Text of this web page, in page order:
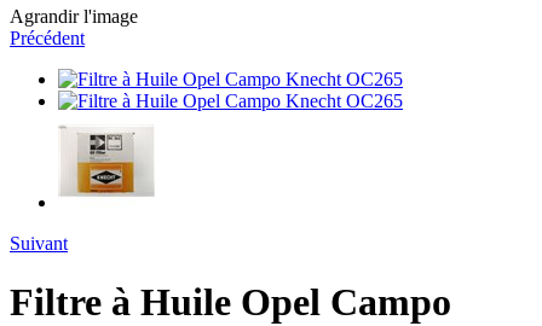
Agrandir l'image
Précédent
Suivant
Filtre à Huile Opel Campo